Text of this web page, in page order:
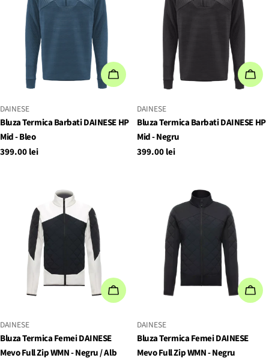
ALEGEȚI OPȚIUNILE
FURNIZOR:
DAINESE
Bluza Termica Barbati DAINESE HP
Mid - Bleo
Preț
399.00 lei
FURNIZOR:
DAINESE
Bluza Termica Barbati DAINESE HP
Mid - Negru
Preț
399.00 lei
ADAUGĂ IN COŞ
FURNIZOR:
DAINESE
Bluza Termica Femei DAINESE
Mevo Full Zip WMN - Negru / Alb
FURNIZOR:
DAINESE
Bluza Termica Femei DAINESE
Mevo Full Zip WMN - Negru